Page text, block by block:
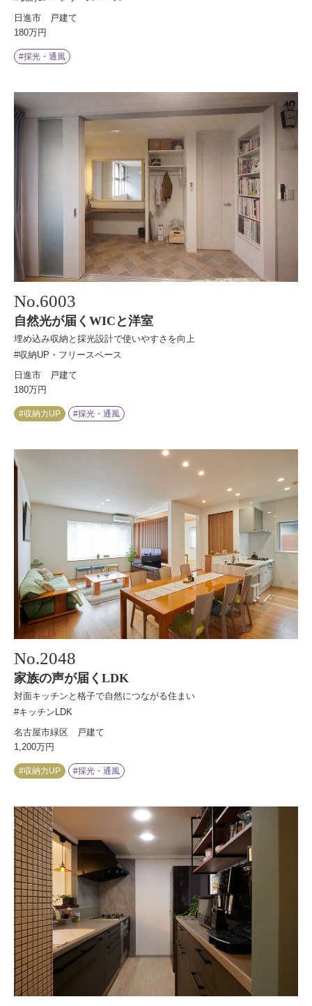
日進市 戸建て
180万円
#採光・通風
No.6003
自然光が届くWICと洋室
埋め込み収納と採光設計で使いやすさを向上
#収納UP・フリースペース
日進市 戸建て
180万円
#収納力UP #採光・通風
No.2048
家族の声が届くLDK
対面キッチンと格子で自然につながる住まい
#キッチンLDK
名古屋市緑区 戸建て
1,200万円
#収納力UP #採光・通風